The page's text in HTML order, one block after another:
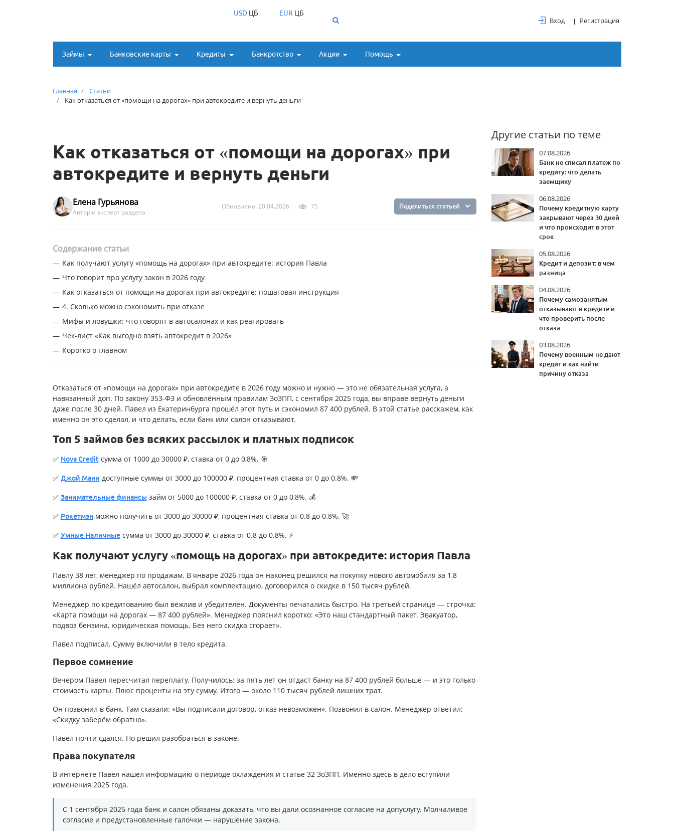
USDЦБ EUR ЦБ
Вход Регистрация
Займы Банковские карты Кредиты Банкротство Акции Помощь
Главная
Статьи
Как отказаться от «помощи на дорогах» при автокредите и вернуть деньги
Другие статьи по теме
07.08.2026
Банк не списал платеж по
кредиту: что делать
заемщику
06.08.2026
Почему кредитную карту
закрывают через 30 дней
и что происходит в этот
срок
05.08.2026
Кредит и депозит: в чем
разница
04.08.2026
Почему самозанятым
отказывают в кредите и
что проверить после
отказа
03.08.2026
Почему военным не дают
кредит и как найти
причину отказа
Как отказаться от «помощи на дорогах» при
автокредите и вернуть деньги
Елена Гурьянова
Автор и эксперт раздела
Обновлено: 20.04.2026 75 Поделиться статьей
Содержание статьи
Как получают услугу «помощь на дорогах» при автокредите: история Павла
Что говорит про услугу закон в 2026 году
Как отказаться от помощи на дорогах при автокредите: пошаговая инструкция
4. Сколько можно сэкономить при отказе
Мифы и ловушки: что говорят в автосалонах и как реагировать
Чек-лист «Как выгодно взять автокредит в 2026»
Коротко о главном
Отказаться от «помощи на дорогах» при автокредите в 2026 году можно и нужно — это не обязательная услуга, а
навязанный доп. По закону 353-ФЗ и обновлённым правилам ЗоЗПП, с сентября 2025 года, вы вправе вернуть деньги
даже после 30 дней. Павел из Екатеринбурга прошёл этот путь и сэкономил 87 400 рублей. В этой статье расскажем, как
именно он это сделал, и что делать, если банк или салон отказывают.
Топ 5 займов без всяких рассылок и платных подписок
✅ Nova Creditсумма от 1000 до 30000 ₽, ставка от 0 до 0,8%. 🎯
✅ Джой Мани доступные суммы от 3000 до 100000 ₽, процентная ставка от 0 до 0.8%. 💸
✅ Занимательные финансы займ от 5000 до 100000 ₽, ставка от 0 до 0,8%. 💰
✅ Рокетмэнможно получить от 3000 до 30000 ₽, процентная ставка от 0.8 до 0.8%. 🚀
✅ Умные Наличныесумма от 3000 до 30000 ₽, ставка от 0.8 до 0.8%. ⚡
Как получают услугу «помощь на дорогах» при автокредите: история Павла
Павлу 38 лет, менеджер по продажам. В январе 2026 года он наконец решился на покупку нового автомобиля за 1,8
миллиона рублей. Нашёл автосалон, выбрал комплектацию, договорился о скидке в 150 тысяч рублей.
Менеджер по кредитованию был вежлив и убедителен. Документы печатались быстро. На третьей странице — строчка:
«Карта помощи на дорогах — 87 400 рублей». Менеджер пояснил коротко: «Это наш стандартный пакет. Эвакуатор,
подвоз бензина, юридическая помощь. Без него скидка сгорает».
Павел подписал. Сумму включили в тело кредита.
Первое сомнение
Вечером Павел пересчитал переплату. Получилось: за пять лет он отдаст банку на 87 400 рублей больше — и это только
стоимость карты. Плюс проценты на эту сумму. Итого — около 110 тысяч рублей лишних трат.
Он позвонил в банк. Там сказали: «Вы подписали договор, отказ невозможен». Позвонил в салон. Менеджер ответил:
«Скидку заберём обратно».
Павел почти сдался. Но решил разобраться в законе.
Права покупателя
В интернете Павел нашёл информацию о периоде охлаждения и статье 32 ЗоЗПП. Именно здесь в дело вступили
изменения 2025 года.
С 1 сентября 2025 года банк и салон обязаны доказать, что вы дали осознанное согласие на допуслугу. Молчаливое
согласие и предустановленные галочки — нарушение закона.